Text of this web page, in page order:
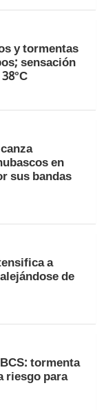
y tormentas
sensación
en
sus bandas
a
de
tormenta
riesgo para